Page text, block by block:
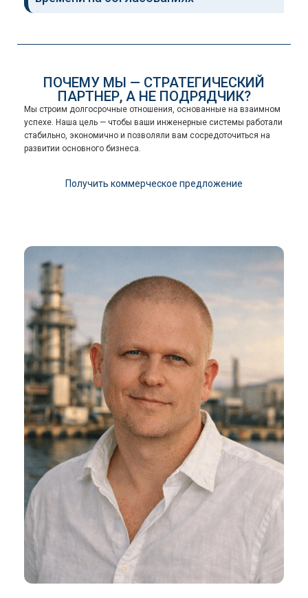
ПОЧЕМУ МЫ — СТРАТЕГИЧЕСКИЙ
ПАРТНЕР, А НЕ ПОДРЯДЧИК?
Мы строим долгосрочные отношения, основанные на взаимном
успехе. Наша цель — чтобы ваши инженерные системы работали
стабильно, экономично и позволяли вам сосредоточиться на
развитии основного бизнеса.
Получить коммерческое предложение